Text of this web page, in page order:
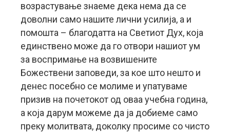
возрастување знаеме дека нема да се
доволни само нашите лични усилија, а и
помошта – благодатта на Светиот Дух, која
единствено може да го отвори нашиот ум
за воспримање на возвишените
Божествени заповеди, за кое што нешто и
денес посебно се молиме и упатуваме
призив на почетокот од оваа учебна година,
а која дарум можеме да ја добиеме само
преку молитвата, доколку просиме со чисто